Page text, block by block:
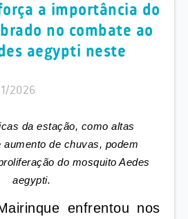
a importância do
no combate ao
aegypti neste
2026
da estação, como altas
aumento de chuvas, podem
do mosquito Aedes
aegypti.
enfrentou nos